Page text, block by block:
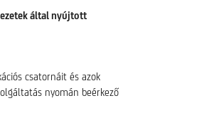
által nyújtott
csatornáit és azok
nyomán beérkező